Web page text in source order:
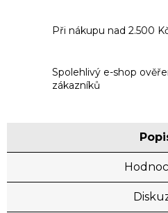
Při nákupu nad 2.500
Spolehlivý e-shop
zákazníků